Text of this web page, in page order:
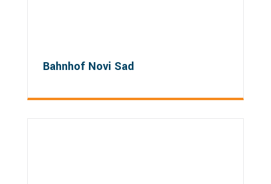
Bahnhof Novi Sad